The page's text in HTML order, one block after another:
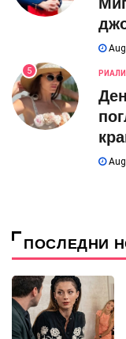
5
ПОСЛЕДНИ